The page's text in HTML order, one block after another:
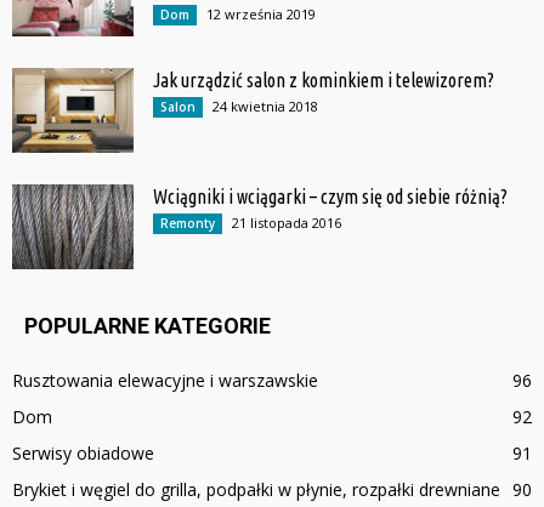
Dom 12 września 2019
Jak urządzić salon z kominkiem i telewizorem?
Salon 24 kwietnia 2018
Wciągniki i wciągarki – czym się od siebie różnią?
Remonty 21 listopada 2016
POPULARNE KATEGORIE
Rusztowania elewacyjne i warszawskie
96
Dom
92
Serwisy obiadowe
91
Brykiet i węgiel do grilla, podpałki w płynie, rozpałki drewniane 90